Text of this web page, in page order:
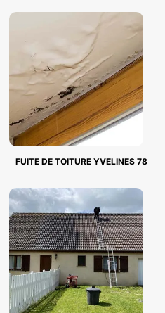
FUITE DE TOITURE YVELINES 78